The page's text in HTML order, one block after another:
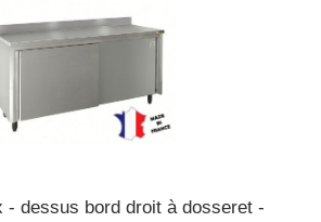
- dessus bord droit à dosseret -